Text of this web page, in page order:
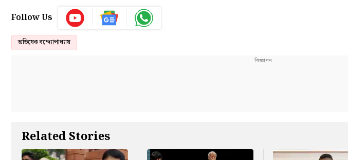
Follow Us
অভিষেক বন্দ্যোপাধ্যায়
Related Stories